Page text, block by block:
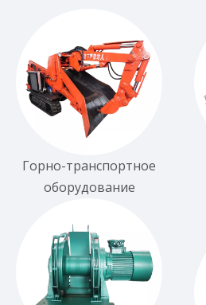
Горно-транспортное
оборудование